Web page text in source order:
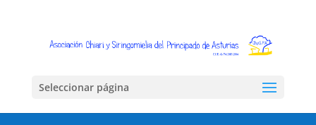
Seleccionar página